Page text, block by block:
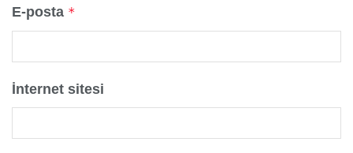
E-posta *
İnternet sitesi